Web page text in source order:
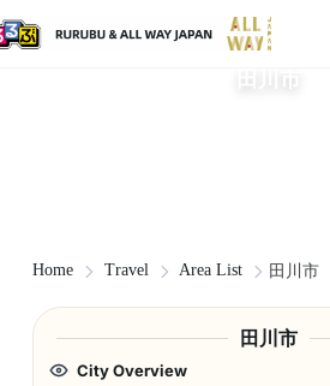
Home Travel Area List 田川市
田川市
City Overview